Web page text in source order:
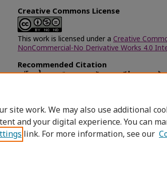
Creative Commons License
This work is licensed under a Creative
NonCommercial-No Derivative Works 4.0
Recommended Citation
อยู่โต, น้ำเพชร, "ความคาดหวังของสตรีทำงานนอกบ้
site work. We may also use additional
and your digital experience. You can
link. For more information, see our